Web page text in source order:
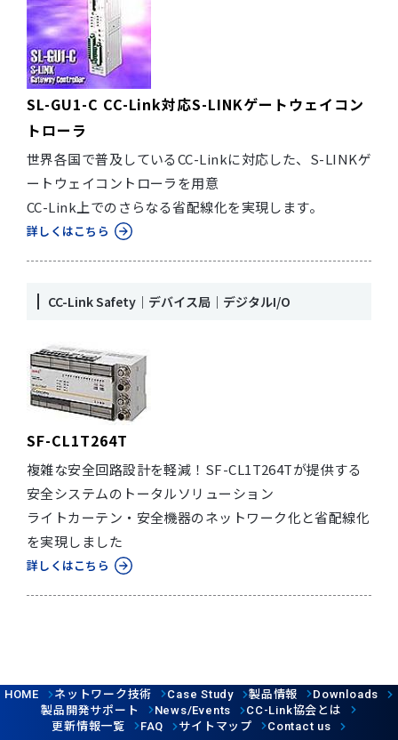
SL-GU1-C CC-Link対応S-LINKゲートウェイコン
トローラ
世界各国で普及しているCC-Linkに対応した、S-LINKゲ
ートウェイコントローラを用意
CC-Link上でのさらなる省配線化を実現します。
詳しくはこちら
CC-Link Safety｜デバイス局｜デジタルI/O
SF-CL1T264T
複雑な安全回路設計を軽減！SF-CL1T264Tが提供する
安全システムのトータルソリューション
ライトカーテン・安全機器のネットワーク化と省配線化
を実現しました
詳しくはこちら
HOME ネットワーク技術 Case Study 製品情報 Downloads
製品開発サポート News/Events CC-Link協会とは
更新情報一覧
FAQ サイトマップ Contact us